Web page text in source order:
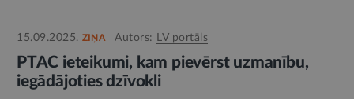
15.09.2025. ZIŅA Autors: LV portāls
PTAC ieteikumi, kam pievērst uzmanību,
iegādājoties dzīvokli